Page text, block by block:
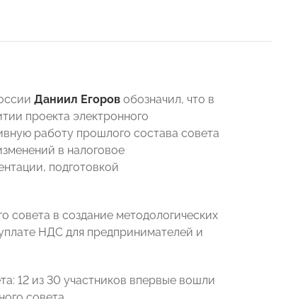
Даниил Егоров обозначил, что в
проекта электронного
работу прошлого состава совета
в налоговое
подготовкой
в создание методологических
НДС для предпринимателей и
12 из 30 участников впервые вошли